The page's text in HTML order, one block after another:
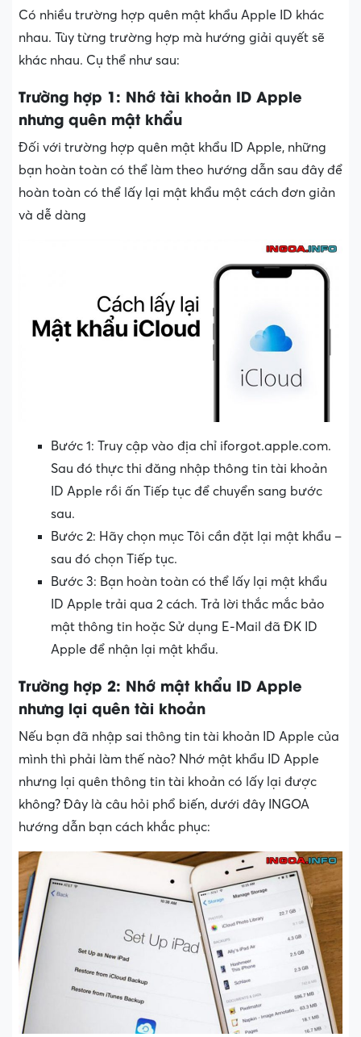
Có nhiều trường hợp quên mật khẩu Apple ID khác
nhau. Tùy từng trường hợp mà hướng giải quyết sẽ
khác nhau. Cụ thể như sau:
Trường hợp 1: Nhớ tài khoản ID Apple
nhưng quên mật khẩu
Đối với trường hợp quên mật khẩu ID Apple, những
bạn hoàn toàn có thể làm theo hướng dẫn sau đây để
hoàn toàn có thể lấy lại mật khẩu một cách đơn giản
và dễ dàng
Bước 1: Truy cập vào địa chỉ iforgot.apple.com.
Sau đó thực thi đăng nhập thông tin tài khoản
ID Apple rồi ấn Tiếp tục để chuyển sang bước
sau.
Bước 2: Hãy chọn mục Tôi cần đặt lại mật khẩu –
sau đó chọn Tiếp tục.
Bước 3: Bạn hoàn toàn có thể lấy lại mật khẩu
ID Apple trải qua 2 cách. Trả lời thắc mắc bảo
mật thông tin hoặc Sử dụng E-Mail đã ĐK ID
Apple để nhận lại mật khẩu.
Trường hợp 2: Nhớ mật khẩu ID Apple
nhưng lại quên tài khoản
Nếu bạn đã nhập sai thông tin tài khoản ID Apple của
mình thì phải làm thế nào? Nhớ mật khẩu ID Apple
nhưng lại quên thông tin tài khoản có lấy lại được
không? Đây là câu hỏi phổ biến, dưới đây INGOA
hướng dẫn bạn cách khắc phục: